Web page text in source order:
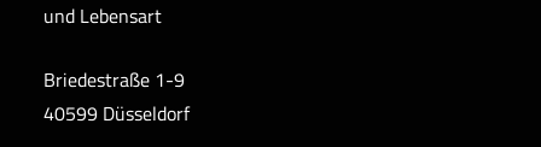
und Lebensart
Briedestraße 1-9
40599 Düsseldorf